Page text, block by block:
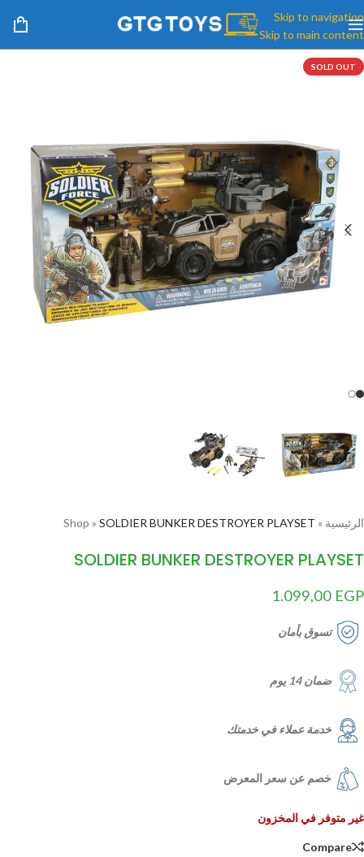
Skip to navigation
Skip to main content
SOLD OUT
الرئيسية »
Shop » SOLDIER BUNKER DESTROYER PLAYSET
SOLDIER BUNKER DESTROYER PLAYSET
1.099,00 EGP
تسوق بأمان
ضمان 14 يوم
خدمة عملاء في خدمتك
خصم عن سعر المعرض
غير متوفر في المخزون
Compare